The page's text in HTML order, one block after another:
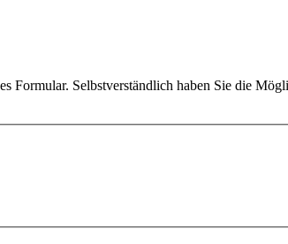
Formular. Selbstverständlich haben Sie die